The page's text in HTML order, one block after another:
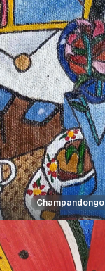
Champandongo